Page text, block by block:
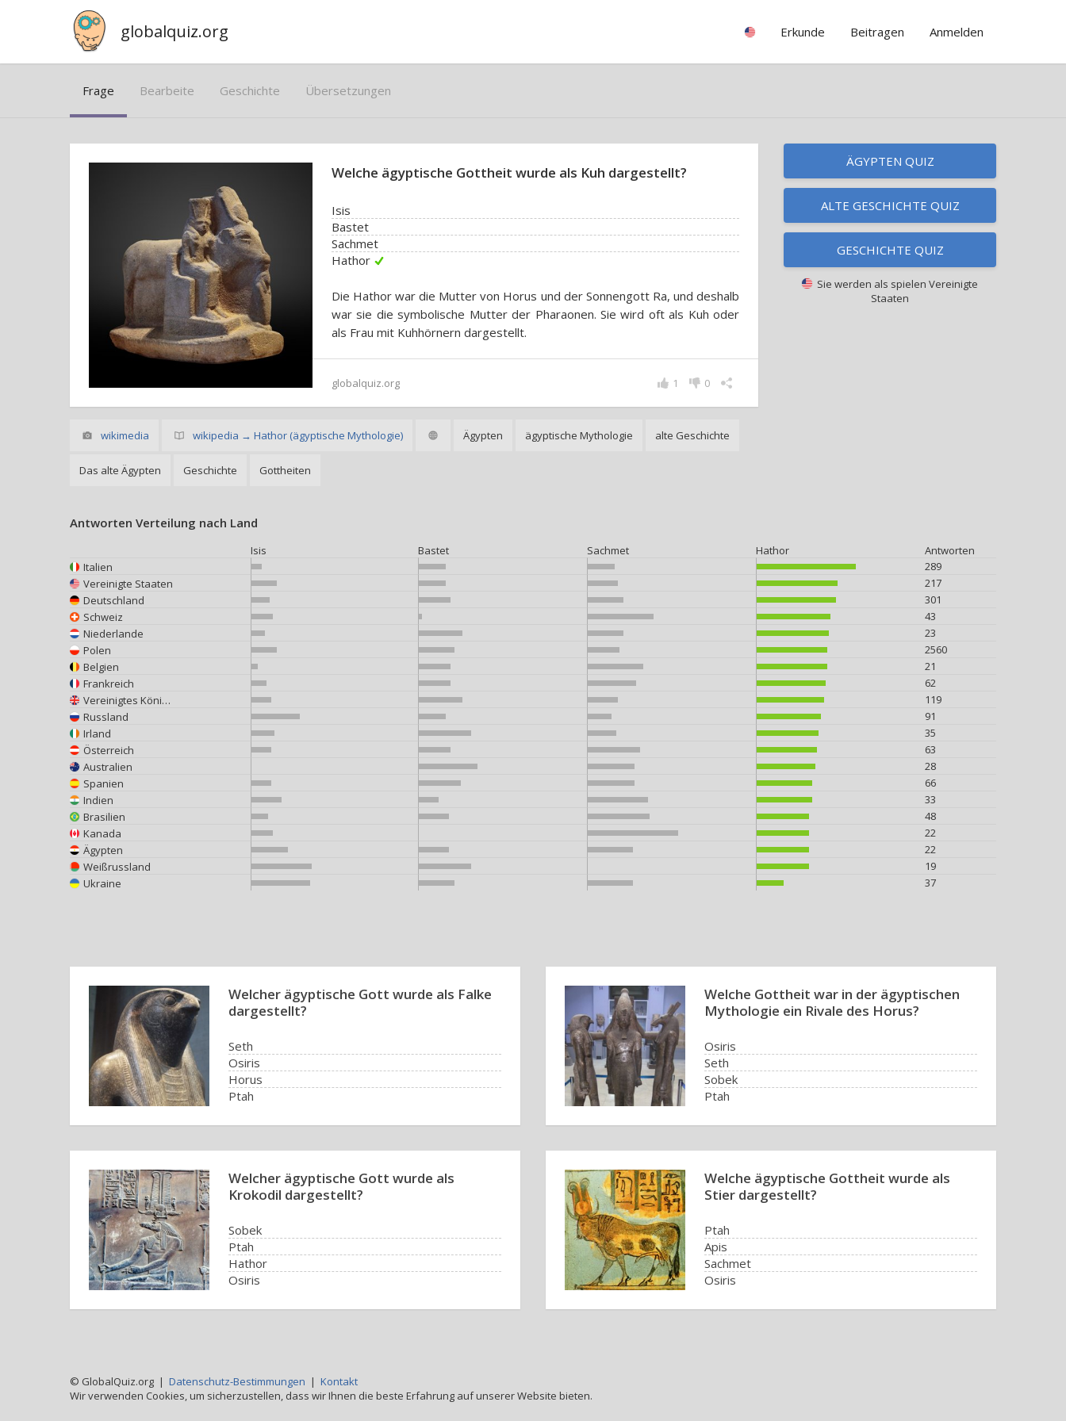
globalquiz.org Erkunde Beitragen Anmelden
Frage Bearbeite Geschichte Übersetzungen
Welche ägyptische Gottheit wurde als Kuh dargestellt?
Isis
Bastet
Sachmet
Hathor
Die Hathor war die Mutter von Horus und der Sonnengott Ra, und deshalb
war sie die symbolische Mutter der Pharaonen. Sie wird oft als Kuh oder
als Frau mit Kuhhörnern dargestellt.
globalquiz.org 0
1
wikimedia wikipedia → Hathor (ägyptische Mythologie) Ägypten ägyptische Mythologie alte Geschichte
Das alte Ägypten Geschichte Gottheiten
ÄGYPTEN QUIZ
ALTE GESCHICHTE QUIZ
GESCHICHTE QUIZ
Sie werden als spielen Vereinigte
Staaten
Antworten Verteilung nach Land
Isis Bastet Sachmet Hathor
Antworten
Italien
289
Vereinigte Staaten
217
Deutschland
301
Schweiz
43
Niederlande
23
Polen
2560
Belgien
21
Frankreich
62
Vereinigtes Königreich
119
Russland
91
Irland
35
Österreich
63
Australien
28
Spanien
66
Indien
33
Brasilien
48
Kanada
22
Ägypten
22
Weißrussland
19
Ukraine
37
Welcher ägyptische Gott wurde als Falke
dargestellt?
Seth
Osiris
Horus
Ptah
Welche Gottheit war in der ägyptischen
Mythologie ein Rivale des Horus?
Osiris
Seth
Sobek
Ptah
Welcher ägyptische Gott wurde als
Krokodil dargestellt?
Sobek
Ptah
Hathor
Osiris
Welche ägyptische Gottheit wurde als
Stier dargestellt?
Ptah
Apis
Sachmet
Osiris
© GlobalQuiz.org | Datenschutz-Bestimmungen | Kontakt
Wir verwenden Cookies, um sicherzustellen, dass wir Ihnen die beste Erfahrung auf unserer Website bieten.